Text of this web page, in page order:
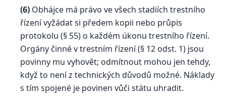
(6) Obhájce má právo ve všech stadiích trestního
řízení vyžádat si předem kopii nebo průpis
protokolu (§ 55) o každém úkonu trestního řízení.
Orgány činné v trestním řízení (§ 12 odst. 1) jsou
povinny mu vyhovět; odmítnout mohou jen tehdy,
když to není z technických důvodů možné. Náklady
s tím spojené je povinen vůči státu uhradit.